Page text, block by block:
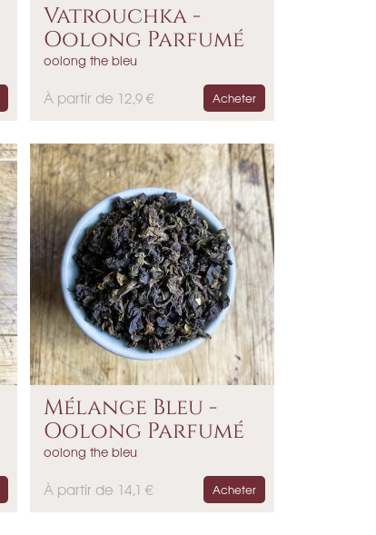
Vatrouchka -
Oolong Parfumé
oolong the bleu
P
x
À partir de 12,9 € Acheter
Mélange Bleu -
Oolong Parfumé
oolong the bleu
P
À partir de 14,1 € Acheter